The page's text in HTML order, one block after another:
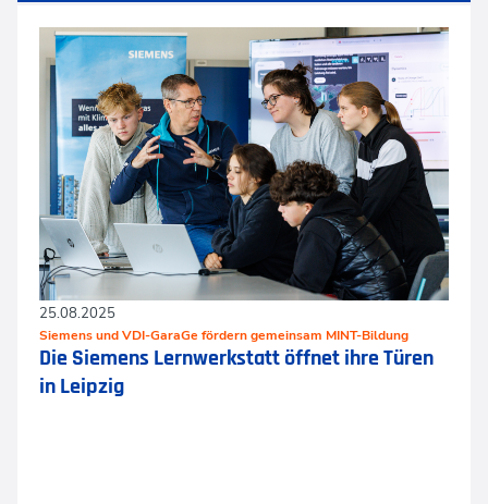
25.08.2025
Siemens und VDI-GaraGe fördern gemeinsam MINT-Bildung
Die Siemens Lernwerkstatt öffnet ihre Türen
in Leipzig